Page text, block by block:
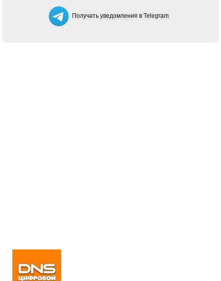
Получать уведомления в Telegram